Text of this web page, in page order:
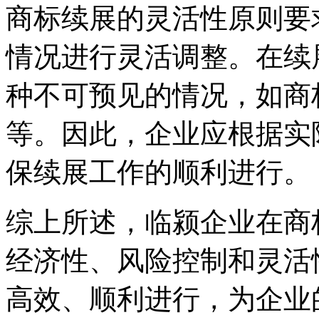
商标续展的灵活性原则
情况进行灵活调整。在
种不可预见的情况，如
等。因此，企业应根据
保续展工作的顺利进行。
综上所述，临颍企业在
经济性、风险控制和灵
高效、顺利进行，为企